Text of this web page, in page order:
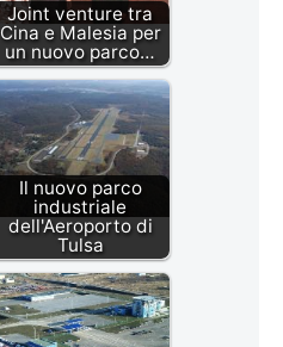
Joint venture tra
Cina e Malesia per
un nuovo parco…
Il nuovo parco
industriale
dell'Aeroporto di
Tulsa